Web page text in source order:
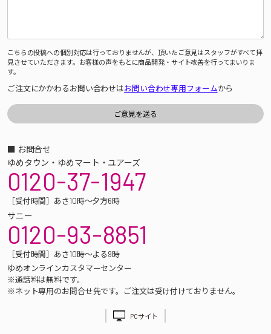
こちらの投稿への個別対応は行っておりませんが、頂いたご意見はスタッフがすべて拝
見させていただきます。お客様の声をもとに商品開発・サイト改善を行ってまいりま
す。
ご注文にかかわるお問い合わせはお問い合わせ専用フォームから
■ お問合せ
ゆめタウン・ゆめマート・ユアーズ
0120-37-1947
［受付時間］あさ10時～夕方6時
サニー
0120-93-8851
［受付時間］あさ10時～よる9時
ゆめオンラインカスタマーセンター
※通話料は無料です。
※ネット専用のお問合せ先です。ご注文は受け付けておりません。
PCサイト